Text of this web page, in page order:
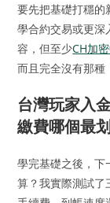
要先把基礎打穩的
學合約交易或更深
容，但至少CH加
而且完全沒有那種
台灣玩家入
繳費哪個最
學完基礎之後，下
算？我實際測試了